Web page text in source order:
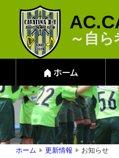
～自
ホーム
ホーム ▶ 更新情報 ▶ お知らせ